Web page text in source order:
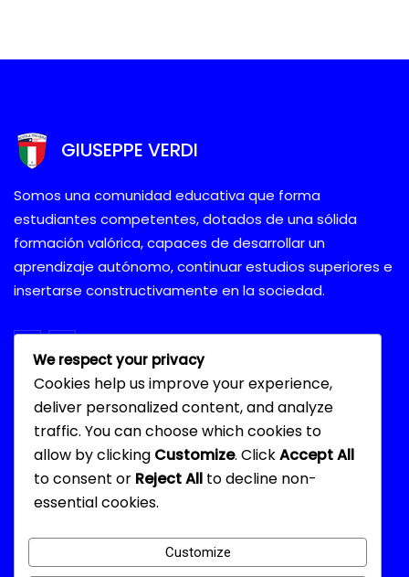
GIUSEPPE VERDI
Somos una comunidad educativa que forma
estudiantes competentes, dotados de una sólida
formación valórica, capaces de desarrollar un
aprendizaje autónomo, continuar estudios superiores e
insertarse constructivamente en la sociedad.
Información
Volcán Doña Inés 542, Copiapó.
522431440
We respect your privacy
Cookies help us improve your experience,
deliver personalized content, and analyze
traffic. You can choose which cookies to
allow by clicking Customize. ClickAccept All
to consent or Reject All to decline non-
essential cookies.
Customize